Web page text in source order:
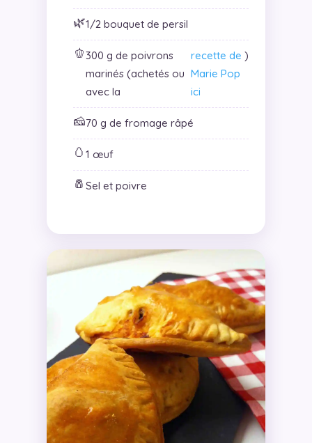
🌿1/2 bouquet de persil
🫑300 g de poivrons
marinés (achetés ou
avec la
recette de
Marie Pop
ici
)
🧀70 g de fromage râpé
🥚 1 œuf
🧂 Sel et poivre